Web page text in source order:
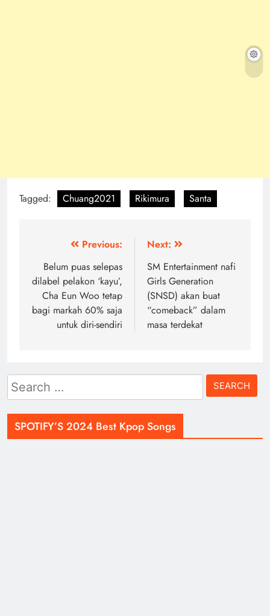
Tagged: Chuang2021 Rikimura Santa
navigation
Previous:
Belum puas selepas
dilabel pelakon ‘kayu’,
Cha Eun Woo tetap
bagi markah 60% saja
untuk diri-sendiri
Next:
SM Entertainment nafi
Girls Generation
(SNSD) akan buat
“comeback” dalam
masa terdekat
Search
for:
SPOTIFY’S 2024 Best Kpop Songs